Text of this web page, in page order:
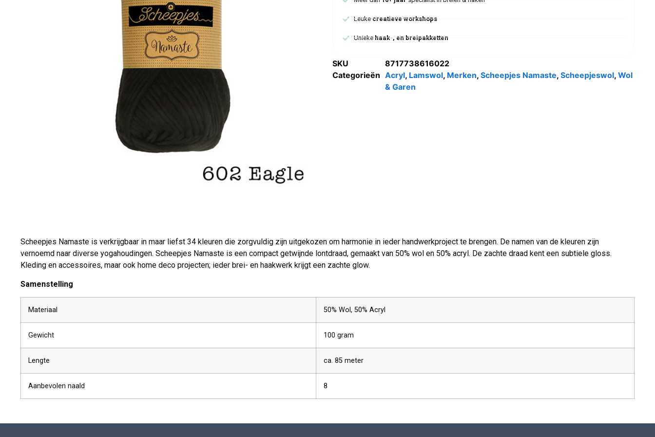
Leuke creatieve workshops
Uniekehaak-, en breipakketten
SKU
8717738616022
Categorieën Acryl, Lamswol, Merken, Scheepjes Namaste, Scheepjeswol, Wol
& Garen
Scheepjes Namaste is verkrijgbaar in maar liefst 34 kleuren die zorgvuldig zijn uitgekozen om harmonie in ieder handwerkproject te brengen. De namen van de kleuren zijn
vernoemd naar diverse yogahoudingen. Scheepjes Namaste is een compact getwijnde lontdraad, gemaakt van 50% wol en 50% acryl. De zachte draad kent een subtiele gloss.
Kleding en accessoires, maar ook home deco projecten; ieder brei- en haakwerk krijgt een zachte glow.
Samenstelling
Materiaal 50% Wol, 50% Acryl
Gewicht 100 gram
Lengte ca. 85 meter
Aanbevolen naald 8